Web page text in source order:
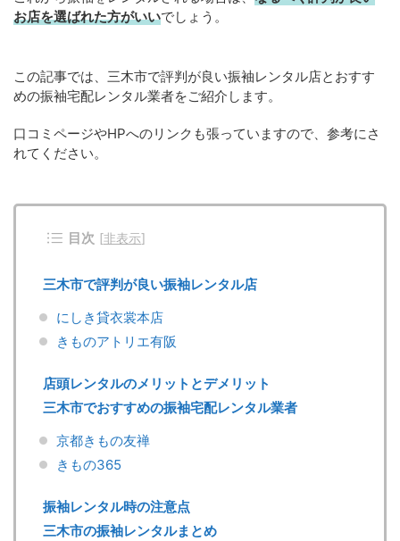
お店を選ばれた方がいいでしょう。
この記事では、三木市で評判が良い振袖レンタル店とおすす
めの振袖宅配レンタル業者をご紹介します。
口コミページやHPへのリンクも張っていますので、参考にさ
れてください。
目次 [非表示]
三木市で評判が良い振袖レンタル店
にしき貸衣裳本店
きものアトリエ有阪
店頭レンタルのメリットとデメリット
三木市でおすすめの振袖宅配レンタル業者
京都きもの友禅
きもの365
振袖レンタル時の注意点
三木市の振袖レンタルまとめ